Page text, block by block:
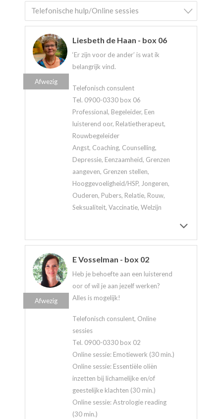
Telefonische hulp/Online sessies
Liesbeth de Haan - box 06
‘Er zijn voor de ander’ is wat ik
belangrijk vind.
Telefonisch consulent
Tel. 0900-0330 box 06
Professional, Begeleider, Een
luisterend oor, Relatietherapeut,
Rouwbegeleider
Angst, Coaching, Counselling,
Depressie, Eenzaamheid, Grenzen
aangeven, Grenzen stellen,
Hooggevoeligheid/HSP, Jongeren,
Ouderen, Pubers, Relatie, Rouw,
Seksualiteit, Vaccinatie, Welzijn
Afwezig
E Vosselman - box 02
Heb je behoefte aan een luisterend
oor of wil je aan jezelf werken?
Alles is mogelijk!
Telefonisch consulent, Online
sessies
Tel. 0900-0330 box 02
Online sessie: Emotiewerk (30 min.)
Online sessie: Essentiële oliën
inzetten bij lichamelijke en/of
geestelijke klachten (30 min.)
Online sessie: Astrologie reading
(30 min.)
Afwezig